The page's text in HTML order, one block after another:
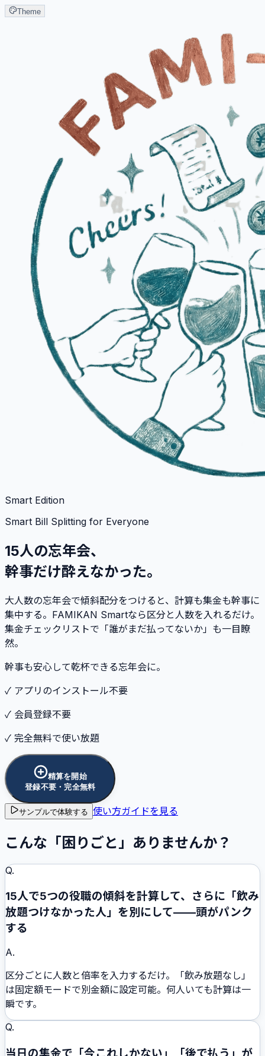
Theme
Smart Edition
Smart Bill Splitting for Everyone
15人の忘年会、
幹事だけ酔えなかった。
大人数の忘年会で傾斜配分をつけると、計算も集金も幹事に
集中する。FAMIKAN Smartなら区分と人数を入れるだけ。
集金チェックリストで「誰がまだ払ってないか」も一目瞭
然。
幹事も安心して乾杯できる忘年会に。
✓ アプリのインストール不要
✓ 会員登録不要
✓ 完全無料で使い放題
精算を開始
登録不要・完全無料
サンプルで体験する 使い方ガイドを見る
こんな「困りごと」ありませんか？
Q.
15人で5つの役職の傾斜を計算して、さらに「飲み
放題つけなかった人」を別にして——頭がパンク
する
A.
区分ごとに人数と倍率を入力するだけ。「飲み放題なし」
は固定額モードで別金額に設定可能。何人いても計算は一
瞬です。
Q.
当日の集金で「今これしかない」「後で払う」が